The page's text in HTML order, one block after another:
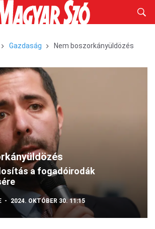
Gazdaság Nem boszorkányüldözés
a fogadóirodák
2024. OKTÓBER 30. 11:15